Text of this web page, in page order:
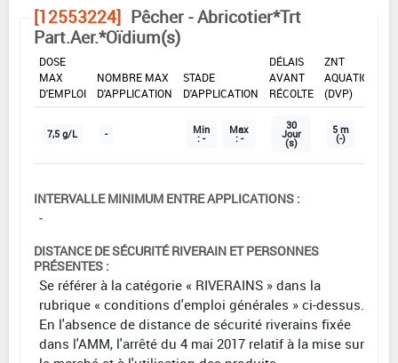
[12553224] Pêcher - Abricotier*Trt
Part.Aer.*Oïdium(s)
DOSE
MAX
D'EMPLOI
NOMBRE MAX
D'APPLICATION
STADE
D'APPLICATION
DÉLAIS
AVANT
RÉCOLTE
ZNT
AQUATIQUE
(DVP)
7,5 g/L - Min
: -
Max
: -
30
Jour
(s)
5 m
(-)
INTERVALLE MINIMUM ENTRE APPLICATIONS :
-
DISTANCE DE SÉCURITÉ RIVERAIN ET PERSONNES
PRÉSENTES :
Se référer à la catégorie « RIVERAINS » dans la
rubrique « conditions d'emploi générales » ci-dessus.
En l'absence de distance de sécurité riverains fixée
dans l'AMM, l'arrêté du 4 mai 2017 relatif à la mise sur